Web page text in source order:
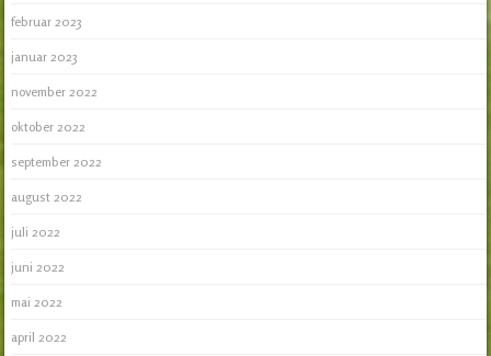
februar 2023
januar 2023
november 2022
oktober 2022
september 2022
august 2022
juli 2022
juni 2022
mai 2022
april 2022